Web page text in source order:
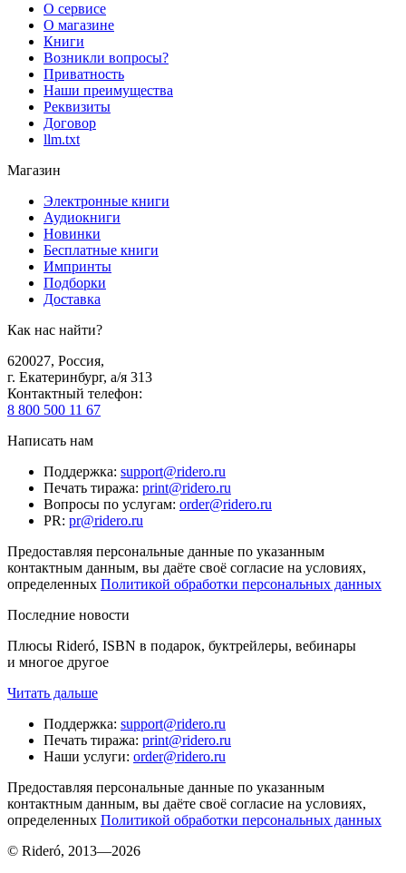
О сервисе
О магазине
Книги
Возникли вопросы?
Приватность
Наши преимущества
Реквизиты
Договор
llm.txt
Магазин
Электронные книги
Аудиокниги
Новинки
Бесплатные книги
Импринты
Подборки
Доставка
Как нас найти?
620027, Россия,
г. Екатеринбург, а/я 313
Контактный телефон:
8 800 500 11 67
Написать нам
Поддержка: support@ridero.ru
Печать тиража: print@ridero.ru
Вопросы по услугам: order@ridero.ru
PR: pr@ridero.ru
Предоставляя персональные данные по указанным
контактным данным, вы даёте своё согласие на условиях,
определенных Политикой обработки персональных данных
Последние новости
Плюсы Rideró, ISBN в подарок, буктрейлеры, вебинары
и многое другое
Читать дальше
Поддержка: support@ridero.ru
Печать тиража: print@ridero.ru
Наши услуги: order@ridero.ru
Предоставляя персональные данные по указанным
контактным данным, вы даёте своё согласие на условиях,
определенных Политикой обработки персональных данных
© Rideró, 2013—2026